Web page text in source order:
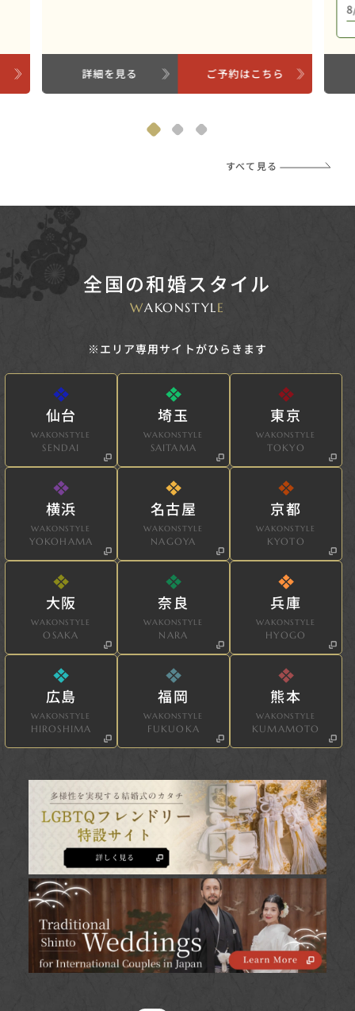
詳細を見る ご予約はこちら
すべて見る
全国の和婚スタイル
WAKONSTYL E
※エリア専用サイトがひらきます
仙台
WAKONSTYLE
SENDAI
埼玉
WAKONSTYLE
SAITAMA
東京
WAKONSTYLE
TOKYO
横浜
WAKONSTYLE
YOKOHAMA
名古屋
WAKONSTYLE
NAGOYA
京都
WAKONSTYLE
KYOTO
大阪
WAKONSTYLE
OSAKA
奈良
WAKONSTYLE
NARA
兵庫
WAKONSTYLE
HYOGO
広島
WAKONSTYLE
HIROSHIMA
福岡
WAKONSTYLE
FUKUOKA
熊本
WAKONSTYLE
KUMAMOTO